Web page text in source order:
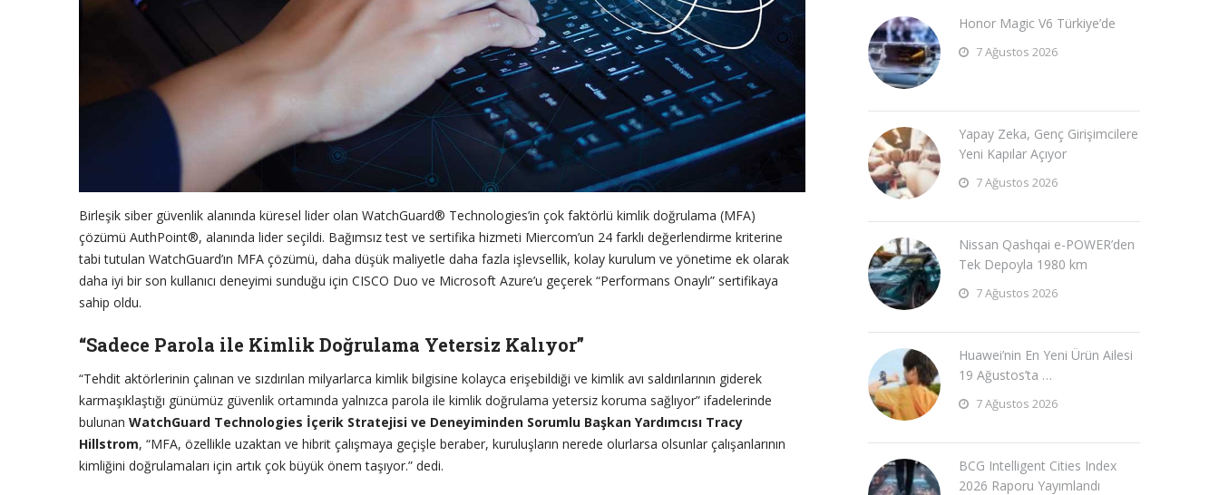
Birleşik siber güvenlik alanında küresel lider olan WatchGuard® Technologies’in çok faktörlü kimlik doğrulama (MFA)
çözümü AuthPoint®, alanında lider seçildi. Bağımsız test ve sertifika hizmeti Miercom’un 24 farklı değerlendirme kriterine
tabi tutulan WatchGuard’ın MFA çözümü, daha düşük maliyetle daha fazla işlevsellik, kolay kurulum ve yönetime ek olarak
daha iyi bir son kullanıcı deneyimi sunduğu için CISCO Duo ve Microsoft Azure’u geçerek “Performans Onaylı” sertifikaya
sahip oldu.
“Sadece Parola ile Kimlik Doğrulama Yetersiz Kalıyor”
“Tehdit aktörlerinin çalınan ve sızdırılan milyarlarca kimlik bilgisine kolayca erişebildiği ve kimlik avı saldırılarının giderek
karmaşıklaştığı günümüz güvenlik ortamında yalnızca parola ile kimlik doğrulama yetersiz koruma sağlıyor” ifadelerinde
bulunan WatchGuard Technologies İçerik Stratejisi ve Deneyiminden Sorumlu Başkan Yardımcısı Tracy
Hillstrom, “MFA, özellikle uzaktan ve hibrit çalışmaya geçişle beraber, kuruluşların nerede olurlarsa olsunlar çalışanlarının
kimliğini doğrulamaları için artık çok büyük önem taşıyor.” dedi.
Honor Magic V6 Türkiye’de
7 Ağustos 2026
Yapay Zeka, Genç Girişimcilere
Yeni Kapılar Açıyor
7 Ağustos 2026
Nissan Qashqai e-POWER’den
Tek Depoyla 1980 km
7 Ağustos 2026
Huawei’nin En Yeni Ürün Ailesi
19 Ağustos’ta …
7 Ağustos 2026
BCG Intelligent Cities Index
2026 Raporu Yayımlandı